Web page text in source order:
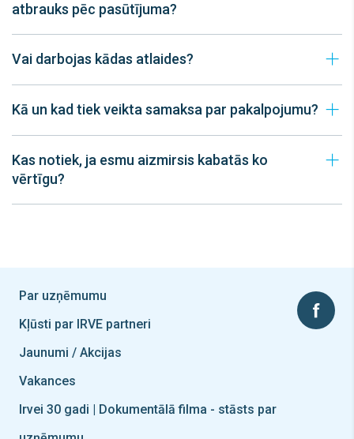
atbrauks pēc pasūtījuma?
Vai darbojas kādas atlaides?
Kā un kad tiek veikta samaksa par pakalpojumu?
Kas notiek, ja esmu aizmirsis kabatās ko
vērtīgu?
Par uzņēmumu
Kļūsti par IRVE partneri
Jaunumi / Akcijas
Vakances
Irvei 30 gadi | Dokumentālā filma - stāsts par